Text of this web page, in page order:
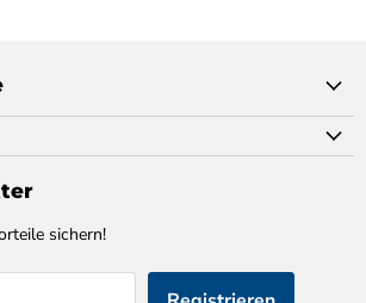
sichern!